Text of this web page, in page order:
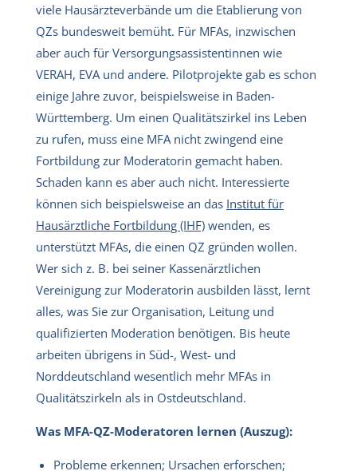
viele Hausärzteverbände um die Etablierung von
QZs bundesweit bemüht. Für MFAs, inzwischen
aber auch für Versorgungsassistentinnen wie
VERAH, EVA und andere. Pilotprojekte gab es schon
einige Jahre zuvor, beispielsweise in Baden-
Württemberg. Um einen Qualitätszirkel ins Leben
zu rufen, muss eine MFA nicht zwingend eine
Fortbildung zur Moderatorin gemacht haben.
Schaden kann es aber auch nicht. Interessierte
können sich beispielsweise an das Institut für
Hausärztliche Fortbildung (IHF) wenden, es
unterstützt MFAs, die einen QZ gründen wollen.
Wer sich z. B. bei seiner Kassenärztlichen
Vereinigung zur Moderatorin ausbilden lässt, lernt
alles, was Sie zur Organisation, Leitung und
qualifizierten Moderation benötigen. Bis heute
arbeiten übrigens in Süd-, West- und
Norddeutschland wesentlich mehr MFAs in
Qualitätszirkeln als in Ostdeutschland.
Was MFA-QZ-Moderatoren lernen (Auszug):
Probleme erkennen; Ursachen erforschen;